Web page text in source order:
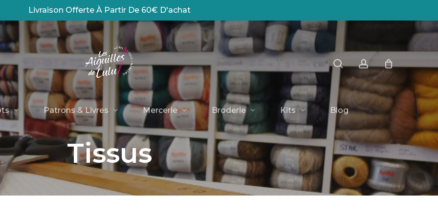
Livraison Offerte À Partir De 60€ D'achat
Patrons & Livres Mercerie Broderie Kits Blog
Panier Close
Cart
Tissus